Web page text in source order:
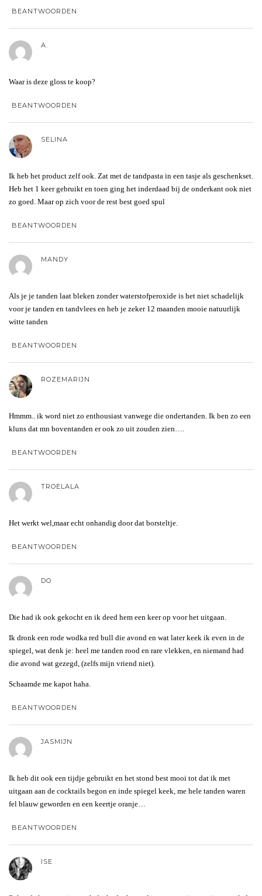
BEANTWOORDEN
A.
Waar is deze gloss te koop?
BEANTWOORDEN
SELINA
Ik heb het product zelf ook. Zat met de tandpasta in een tasje als geschenkset.
Heb het 1 keer gebruikt en toen ging het inderdaad bij de onderkant ook niet
zo goed. Maar op zich voor de rest best goed spul
BEANTWOORDEN
MANDY
Als je je tanden laat bleken zonder waterstofperoxide is het niet schadelijk
voor je tanden en tandvlees en heb je zeker 12 maanden mooie natuurlijk
witte tanden
BEANTWOORDEN
ROZEMARIJN
Hmmm.. ik word niet zo enthousiast vanwege die ondertanden. Ik ben zo een
kluns dat mn boventanden er ook zo uit zouden zien….
BEANTWOORDEN
TROELALA
Het werkt wel,maar echt onhandig door dat borsteltje.
BEANTWOORDEN
DO
Die had ik ook gekocht en ik deed hem een keer op voor het uitgaan.
Ik dronk een rode wodka red bull die avond en wat later keek ik even in de
spiegel, wat denk je: heel me tanden rood en rare vlekken, en niemand had
die avond wat gezegd, (zelfs mijn vriend niet).
Schaamde me kapot haha.
BEANTWOORDEN
JASMIJN
Ik heb dit ook een tijdje gebruikt en het stond best mooi tot dat ik met
uitgaan aan de cocktails begon en inde spiegel keek, me hele tanden waren
fel blauw geworden en een keertje oranje…
BEANTWOORDEN
ISE